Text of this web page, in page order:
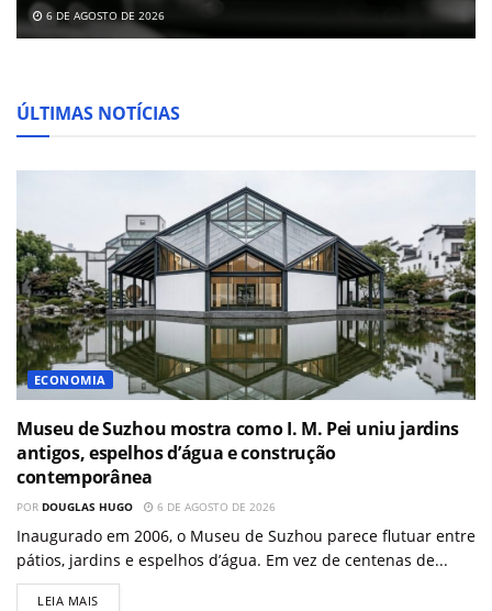
6 DE AGOSTO DE 2026
ÚLTIMAS NOTÍCIAS
ECONOMIA
Museu de Suzhou mostra como I. M. Pei uniu jardins
antigos, espelhos d’água e construção
contemporânea
POR DOUGLAS HUGO 6 DE AGOSTO DE 2026
Inaugurado em 2006, o Museu de Suzhou parece flutuar entre
pátios, jardins e espelhos d’água. Em vez de centenas de...
LEIA MAIS